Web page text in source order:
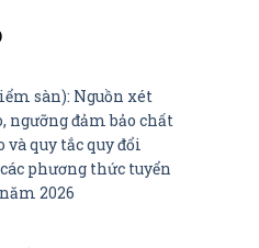
sàn): Nguồn xét
ngưỡng đảm bảo chất
và quy tắc quy đổi
phương thức tuyển
2026